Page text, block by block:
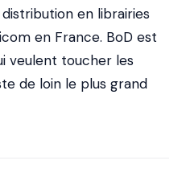
en librairies
en France. BoD est
veulent toucher les
de loin le plus grand